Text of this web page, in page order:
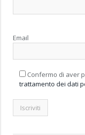
Email
Confermo di aver
trattamento dei dati